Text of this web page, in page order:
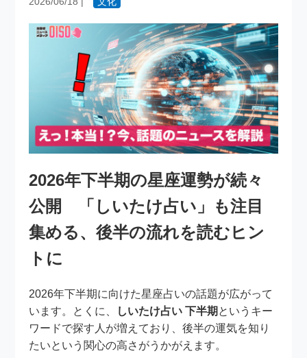
2026年下半期の星座運勢が続々
公開 「しいたけ占い」も注目
集める、後半の流れを読むヒン
トに
2026年下半期に向けた星座占いの話題が広がって
います。とくに、
しいたけ占い 下半期 というキー
ワードで探す人が増えており、後半の運気を知り
たいという関心の高さがうかがえます。